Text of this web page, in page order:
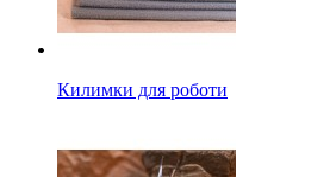
Килимки для роботи